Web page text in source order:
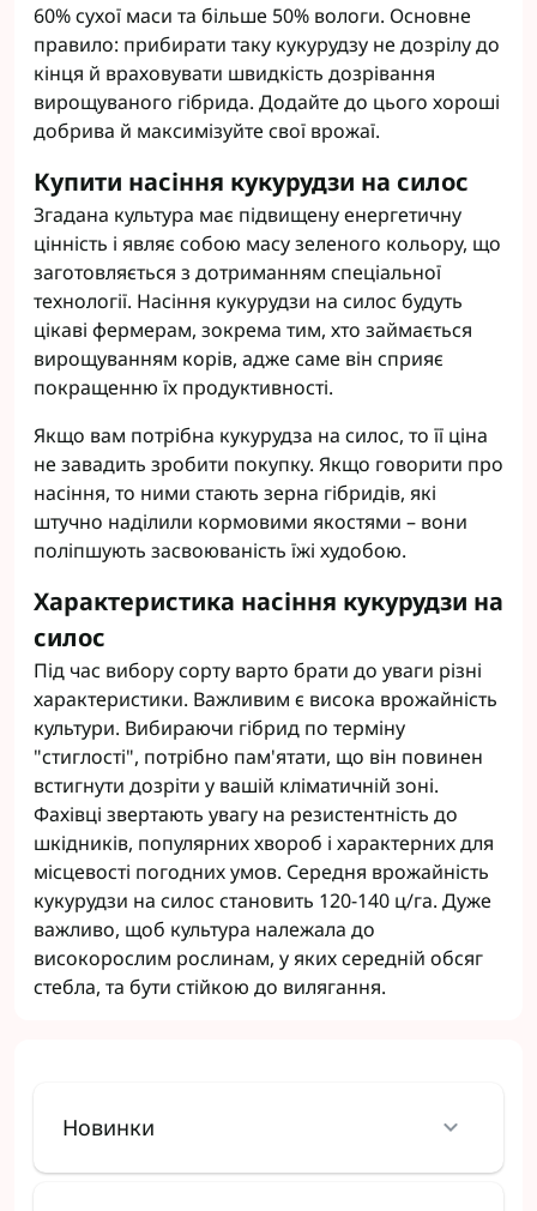
60% сухої маси та більше 50% вологи. Основне
правило: прибирати таку кукурудзу не дозрілу до
кінця й враховувати швидкість дозрівання
вирощуваного гібрида. Додайте до цього хороші
добрива й максимізуйте свої врожаї.
Купити насіння кукурудзи на силос
Згадана культура має підвищену енергетичну
цінність і являє собою масу зеленого кольору, що
заготовляється з дотриманням спеціальної
технології. Насіння кукурудзи на силос будуть
цікаві фермерам, зокрема тим, хто займається
вирощуванням корів, адже саме він сприяє
покращенню їх продуктивності.
Якщо вам потрібна кукурудза на силос, то її ціна
не завадить зробити покупку. Якщо говорити про
насіння, то ними стають зерна гібридів, які
штучно наділили кормовими якостями – вони
поліпшують засвоюваність їжі худобою.
Характеристика насіння кукурудзи на
силос
Під час вибору сорту варто брати до уваги різні
характеристики. Важливим є висока врожайність
культури. Вибираючи гібрид по терміну
"стиглості", потрібно пам'ятати, що він повинен
встигнути дозріти у вашій кліматичній зоні.
Фахівці звертають увагу на резистентність до
шкідників, популярних хвороб і характерних для
місцевості погодних умов. Середня врожайність
кукурудзи на силос становить 120-140 ц/га. Дуже
важливо, щоб культура належала до
високорослим рослинам, у яких середній обсяг
стебла, та бути стійкою до вилягання.
Новинки